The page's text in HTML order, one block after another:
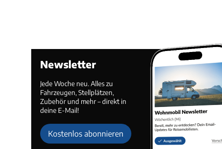
Newsletter
Jede Woche neu. Alles zu
Fahrzeugen, Stellplätzen,
Zubehör und mehr – direkt in
deine E-Mail!
Kostenlos abonnieren